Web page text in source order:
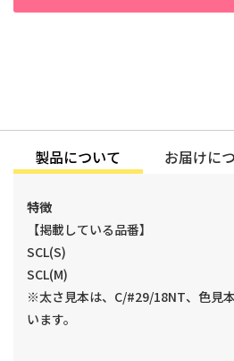
製品について お届けに
特徴
【掲載している品番】
SCL(S)
SCL(M)
※太さ見本は、C/#29/18NT、色見
います。